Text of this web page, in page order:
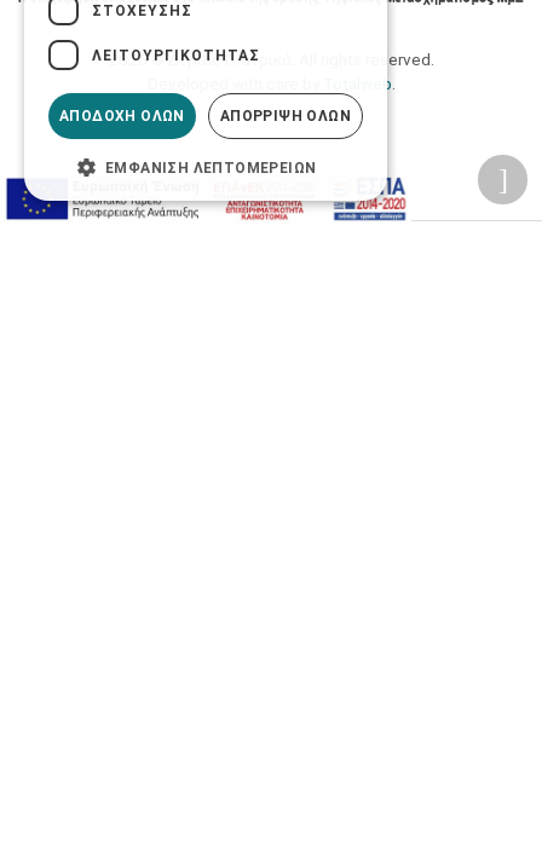
2026 © Δίγκας Γ. Ιατρικά. All rights reserved.
Totalweb
Προσβασιμότητα
ΣΤΌΧΕΥΣΗΣ
ΛΕΙΤΟΥΡΓΙΚΌΤΗΤΑΣ
ΑΠΟΔΟΧΉ ΌΛΩΝ ΑΠΌΡΡΙΨΗ ΌΛΩΝ
ΕΜΦΆΝΙΣΗ ΛΕΠΤΟΜΕΡΕΙΏΝ